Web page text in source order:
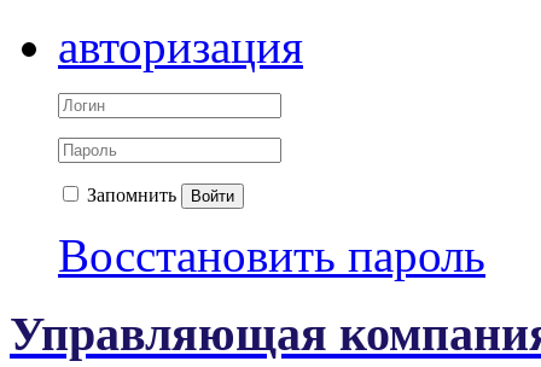
авторизация
Запомнить Войти
Восстановить пароль
Управляющая